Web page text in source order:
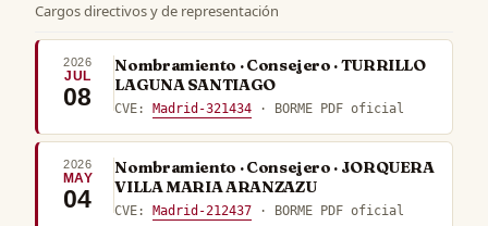
Cargos directivos y de representación
2026
JUL
08
Nombramiento · Consejero · TURRILLO
LAGUNA SANTIAGO
CVE: Madrid-321434 · BORME PDF oficial
2026
MAY
04
Nombramiento · Consejero · JORQUERA
VILLA MARIA ARANZAZU
CVE:Madrid-212437 · BORME PDF oficial